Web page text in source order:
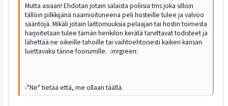
Mutta asiaan! Ehdotan jotain salaista poliisia tms joka silloin
tällöin pilkkijänä naamioituneena peli hosteille tulee ja valvoo
sääntöjä. Mikäli jotain laittomuuksia pelaajan tai hostin toimesta
harjoitetaan tulee tämän henkilön kerätä tarvittavat todisteet ja
lähettää ne oikeille tahoille tai vaihtoehtoisesti kaiken kansan
luettavaksi tänne foorumille. :mrgreen:
-"Ne" tietää että, me ollaan täällä.